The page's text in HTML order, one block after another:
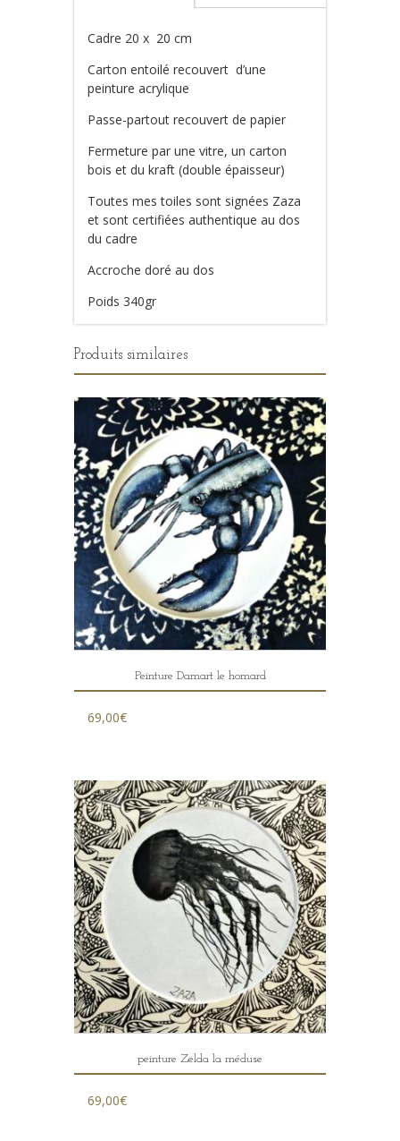
Cadre 20 x 20 cm
Carton entoilé recouvert d’une
peinture acrylique
Passe-partout recouvert de papier
Fermeture par une vitre, un carton
bois et du kraft (double épaisseur)
Toutes mes toiles sont signées Zaza
et sont certifiées authentique au dos
du cadre
Accroche doré au dos
Poids 340gr
Produits similaires
Peinture Damart le homard
69,00€
peinture Zelda la méduse
69,00€